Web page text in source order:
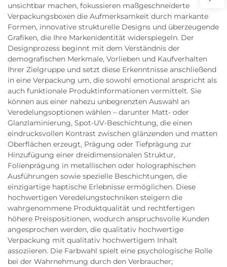
unsichtbar machen, fokussieren maßgeschneiderte
Verpackungsboxen die Aufmerksamkeit durch markante
Formen, innovative strukturelle Designs und überzeugende
Grafiken, die Ihre Markenidentität widerspiegeln. Der
Designprozess beginnt mit dem Verständnis der
demografischen Merkmale, Vorlieben und Kaufverhalten
Ihrer Zielgruppe und setzt diese Erkenntnisse anschließend
in eine Verpackung um, die sowohl emotional anspricht als
auch funktionale Produktinformationen vermittelt. Sie
können aus einer nahezu unbegrenzten Auswahl an
Veredelungsoptionen wählen – darunter Matt- oder
Glanzlaminierung, Spot-UV-Beschichtung, die einen
eindrucksvollen Kontrast zwischen glänzenden und matten
Oberflächen erzeugt, Prägung oder Tiefprägung zur
Hinzufügung einer dreidimensionalen Struktur,
Folienprägung in metallischen oder holographischen
Ausführungen sowie spezielle Beschichtungen, die
einzigartige haptische Erlebnisse ermöglichen. Diese
hochwertigen Veredelungstechniken steigern die
wahrgenommene Produktqualität und rechtfertigen
höhere Preispositionen, wodurch anspruchsvolle Kunden
angesprochen werden, die qualitativ hochwertige
Verpackung mit qualitativ hochwertigem Inhalt
assoziieren. Die Farbwahl spielt eine psychologische Rolle
bei der Wahrnehmung durch den Verbraucher;